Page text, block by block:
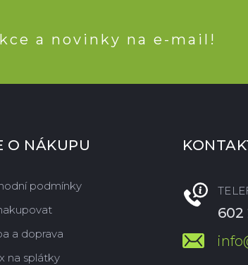
a novinky na e-mail!
O NÁKUPU
podmínky
a doprava
na splátky
602